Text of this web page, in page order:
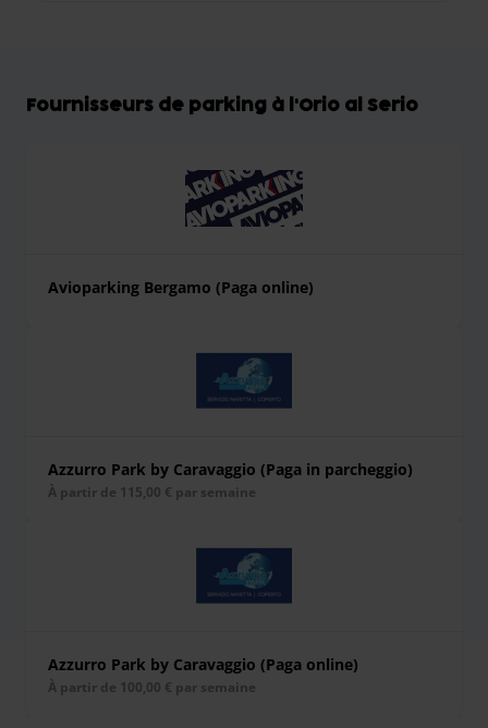
Fournisseurs de parking à l'Orio al Serio
Avioparking Bergamo (Paga online)
Azzurro Park by Caravaggio (Paga in parcheggio)
À partir de 115,00 € par semaine
Azzurro Park by Caravaggio (Paga online)
À partir de 100,00 € par semaine